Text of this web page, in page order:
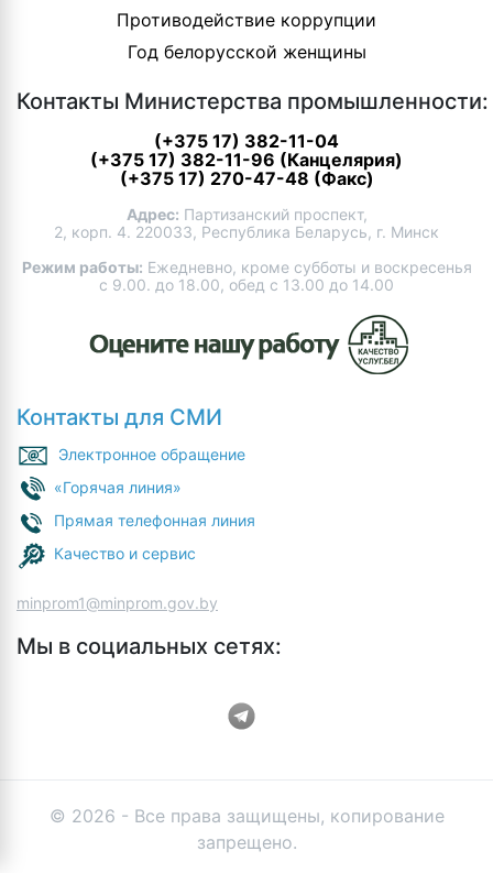
Противодействие коррупции
Год белорусской женщины
Контакты Министерства промышленности:
(+375 17) 382-11-04
(+375 17) 382-11-96 (Канцелярия)
(+375 17) 270-47-48 (Факс)
Адрес: Партизанский проспект,
2, корп. 4. 220033, Республика Беларусь, г. Минск
Режим работы: Ежедневно, кроме субботы и воскресенья
с 9.00. до 18.00, обед с 13.00 до 14.00
Контакты для СМИ
Электронное обращение
«Горячая линия»
Прямая телефонная линия
Качество и сервис
minprom1@minprom.gov.by
Мы в социальных сетях:
© 2026 - Все права защищены, копирование
запрещено.